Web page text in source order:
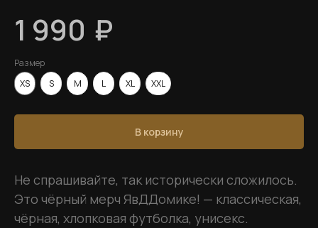
1 990 ₽
Размер
XS
S M L XL XXL
В корзину
Не спрашивайте, так исторически сложилось.
Это чёрный мерч ЯвДДомике! — классическая,
чёрная, хлопковая футболка, унисекс.